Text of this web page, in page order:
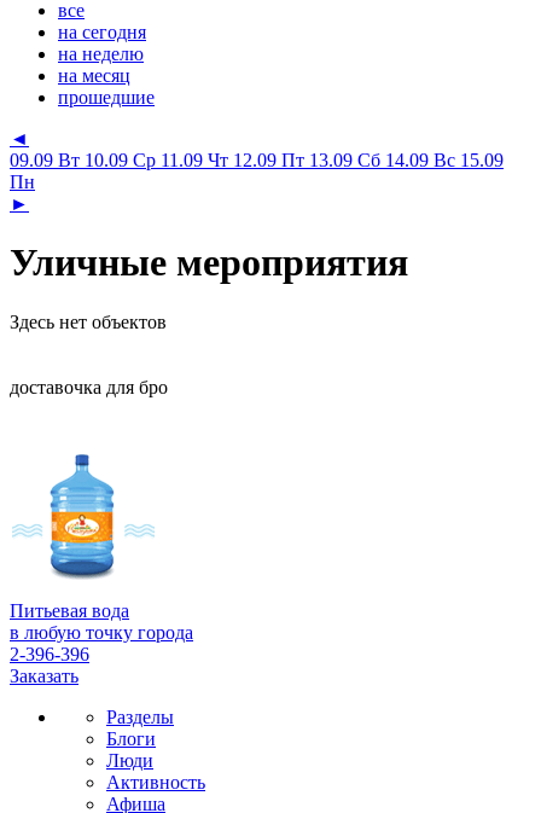
все
на сегодня
на неделю
на месяц
прошедшие
◄
09.09 Вт 10.09 Ср 11.09 Чт 12.09 Пт 13.09 Сб 14.09 Вс 15.09
Пн
►
Уличные мероприятия
Здесь нет объектов
доставочка для бро
Питьевая вода
в любую точку города
2-396-396
Заказать
Разделы
Блоги
Люди
Активность
Афиша